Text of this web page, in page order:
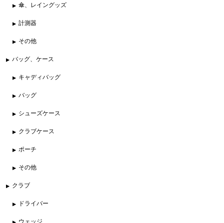
傘、レイングッズ
計測器
その他
バッグ、ケース
キャディバッグ
バッグ
シューズケース
クラブケース
ポーチ
その他
クラブ
ドライバー
ウェッジ